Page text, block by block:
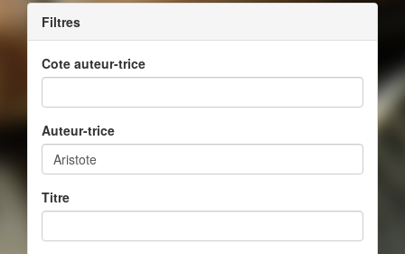
Filtres
Cote auteur-trice
Auteur-trice
Titre